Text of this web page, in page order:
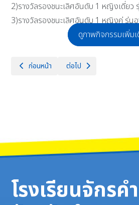
2)รางวัลรองชนะเลิศอันดับ 1 หญิงเดี่ยว
3)รางวัลรองชนะเลิศอันดับ 1 หญิงคู่ รุ่น
ดูภาพกิจกรรมเพิ่ม
เนื้อหาก่อนหน้า: อบรมเชิงปฏิบัติการพัฒนาทั
ก่อนหน้า เนื้อหาถัดไป: กิจกรรมขย
ต่อไป
โรงเรียนจักร